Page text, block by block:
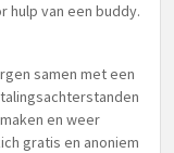
hulp van een buddy.
samen met een
en weer
gratis en anoniem